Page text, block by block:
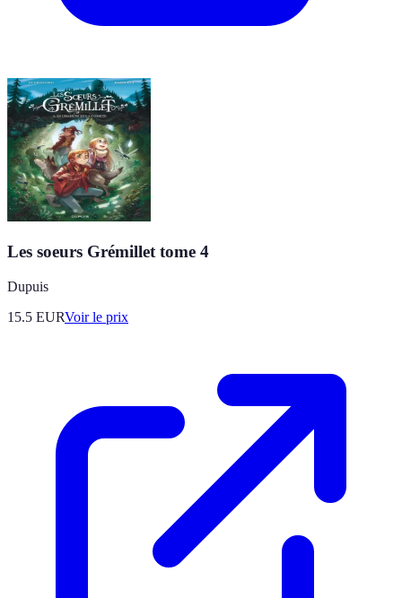
Les soeurs Grémillet tome 4
Dupuis
15.5 EURVoir le prix